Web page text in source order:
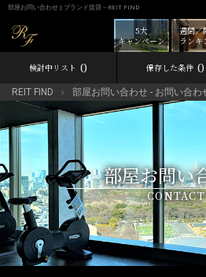
部屋お問い合わせ | ブランド賃貸－REIT FIND
週間／
ランキ
5大
キャンペーン
検討中リスト 0 保存した条件 0
REIT FIND 部屋お問い合わせ - お問い合わ
部屋お問い
CONTACT